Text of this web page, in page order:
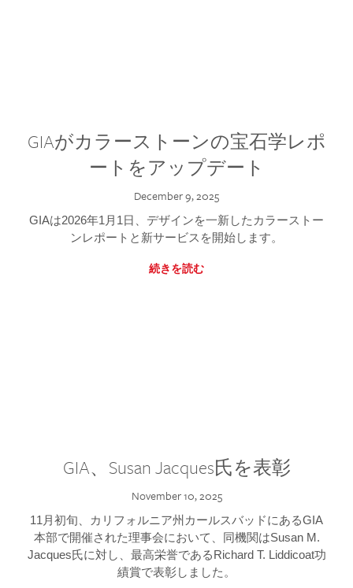
GIAがカラーストーンの宝石学レポ
ートをアップデート
December 9, 2025
GIAは2026年1月1日、デザインを一新したカラーストー
ンレポートと新サービスを開始します。
続きを読む
GIA、Susan Jacques氏を表彰
November 10, 2025
11月初旬、カリフォルニア州カールスバッドにあるGIA
本部で開催された理事会において、同機関はSusan M.
Jacques氏に対し、最高栄誉であるRichard T. Liddicoat功
績賞で表彰しました。